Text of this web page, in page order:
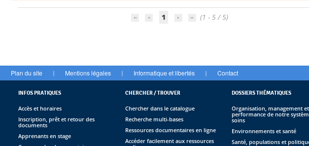
1 (1 - 5 / 5)
Plan du site | Mentions légales | Informatique et libertés | Contact
INFOS PRATIQUES
Accès et horaires
Inscription, prêt et retour des
documents
Apprenants en stage
CHERCHER / TROUVER
Chercher dans le catalogue
Recherche multi-bases
Ressources documentaires en ligne
Accéder facilement aux ressources
DOSSIERS THÉMATIQUES
Organisation, management et
performance de notre
soins
Environnements et santé
Santé, populations et